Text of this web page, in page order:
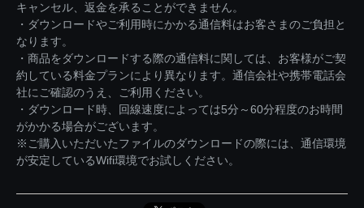
キャンセル、返金を承ることができません。
・ダウンロードやご利用時にかかる通信料はお客さまのご負担と
なります。
・商品をダウンロードする際の通信料に関しては、お客様がご契
約している料金プランにより異なります。通信会社や携帯電話会
社にご確認のうえ、ご利用ください。
・ダウンロード時、回線速度によっては5分～60分程度のお時間
がかかる場合がございます。
※ご購入いただいたファイルのダウンロードの際には、通信環境
が安定しているWifi環境でお試しください。